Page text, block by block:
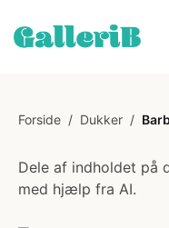
Forside / Dukker /
Dele af indholdet på
med hjælp fra AI.